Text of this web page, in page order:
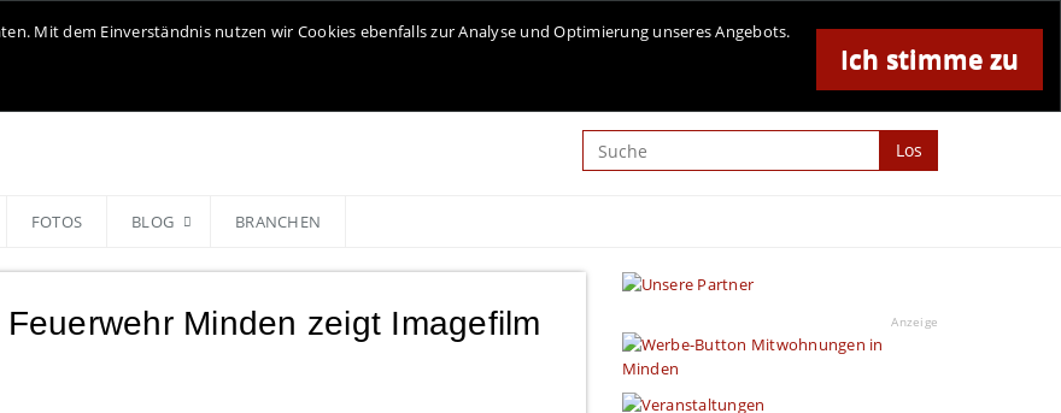
Online-Magazin für Minden und Umgebung
Ich stimme zu
Mit dem Einverständnis nutzen wir Cookies ebenfalls zur Analyse und Optimierung unseres Angebots.
Anzeige
Los
FOTOS BLOG BRANCHEN
Minden zeigt Imagefilm Anzeige